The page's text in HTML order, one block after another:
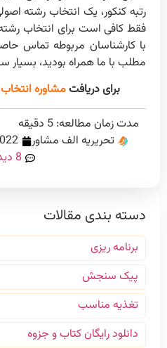
رتبه کنکور، یک انتخاب رشته
فقط کافی است برای انتخاب
با کارشناسان مربوطه تماس
مطلب با ما همراه بودید، بسیار
برای دریافتمشاوره
مدت زمان مطالعه: 5 دقیقه
تحریریه الف مشاور
8 دیدگاه
دسته بندی مقالات
برنامه ریزی
پیک سنجش
تغذیه مناسب
دانلود رایگان کتاب و جزوه